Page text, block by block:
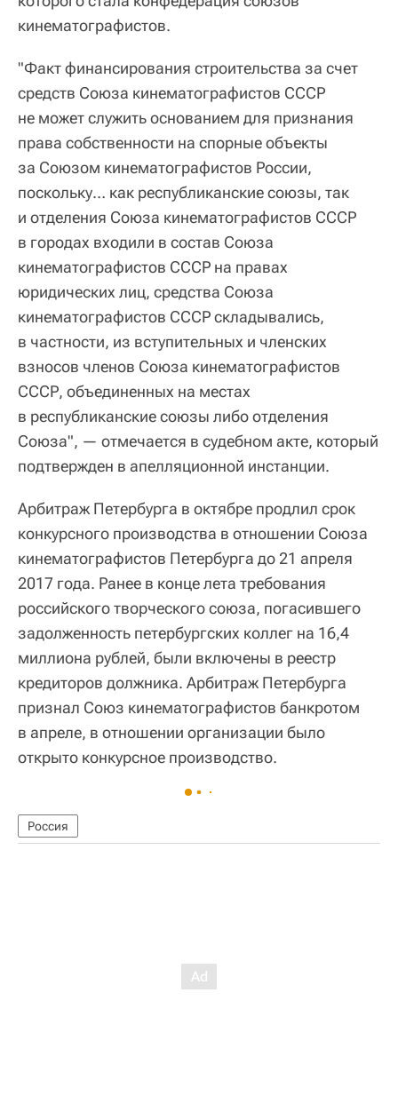
кинематографистов.
"Факт финансирования строительства за счет
средств Союза кинематографистов СССР
не может служить основанием для признания
права собственности на спорные объекты
за Союзом кинематографистов России,
поскольку… как республиканские союзы, так
и отделения Союза кинематографистов СССР
в городах входили в состав Союза
кинематографистов СССР на правах
юридических лиц, средства Союза
кинематографистов СССР складывались,
в частности, из вступительных и членских
взносов членов Союза кинематографистов
СССР, объединенных на местах
в республиканские союзы либо отделения
Союза", — отмечается в судебном акте, который
подтвержден в апелляционной инстанции.
Арбитраж Петербурга в октябре продлил срок
конкурсного производства в отношении Союза
кинематографистов Петербурга до 21 апреля
2017 года. Ранее в конце лета требования
российского творческого союза, погасившего
задолженность петербургских коллег на 16,4
миллиона рублей, были включены в реестр
кредиторов должника. Арбитраж Петербурга
признал Союз кинематографистов банкротом
в апреле, в отношении организации было
открыто конкурсное производство.
Россия